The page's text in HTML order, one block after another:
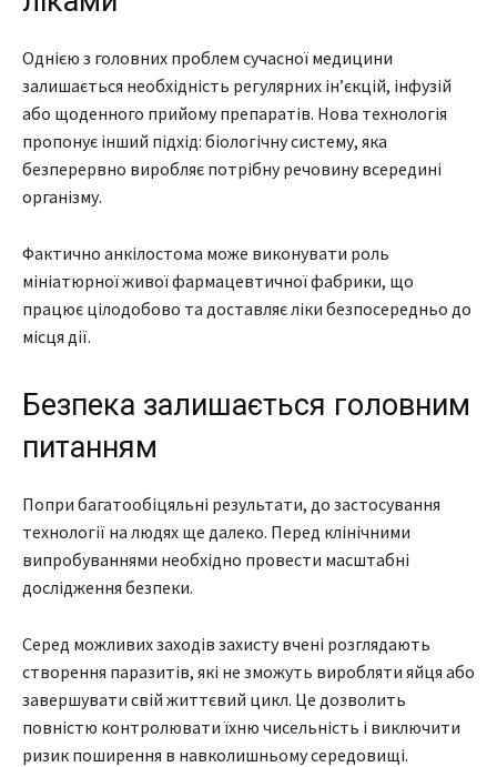
Однією з головних проблем сучасної медицини
залишається необхідність регулярних ін’єкцій, інфузій
або щоденного прийому препаратів. Нова технологія
пропонує інший підхід: біологічну систему, яка
безперервно виробляє потрібну речовину всередині
організму.
Фактично анкілостома може виконувати роль
мініатюрної живої фармацевтичної фабрики, що
працює цілодобово та доставляє ліки безпосередньо до
місця дії.
Безпека залишається головним
питанням
Попри багатообіцяльні результати, до застосування
технології на людях ще далеко. Перед клінічними
випробуваннями необхідно провести масштабні
дослідження безпеки.
Серед можливих заходів захисту вчені розглядають
створення паразитів, які не зможуть виробляти яйця або
завершувати свій життєвий цикл. Це дозволить
повністю контролювати їхню чисельність і виключити
ризик поширення в навколишньому середовищі.